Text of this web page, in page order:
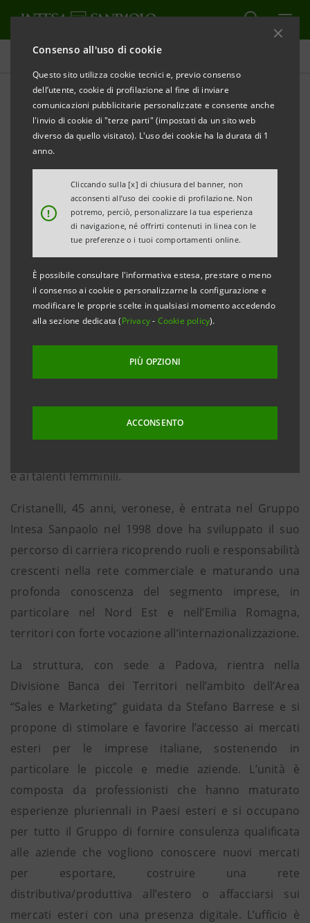
Consenso all'uso di cookie
Questo sito utilizza cookie tecnici e, previo consenso
dell’utente, cookie di profilazione al fine di inviare
comunicazioni pubblicitarie personalizzate e consente anche
l'invio di cookie di "terze parti" (impostati da un sito web
diverso da quello visitato). L'uso dei cookie ha la durata di 1
anno.
!
Cliccando sulla [x] di chiusura del banner, non
acconsenti all’uso dei cookie di profilazione. Non
potremo, perciò, personalizzare la tua esperienza
di navigazione, né offrirti contenuti in linea con le
tue preferenze o i tuoi comportamenti online.
È possibile consultare l'informativa estesa, prestare o meno
il consenso ai cookie o personalizzarne la configurazione e
modificare le proprie scelte in qualsiasi momento accedendo
alla sezione dedicata (Privacy- Cookie policy).
PIÙ OPZIONI
ACCONSENTO
Comunicati stampa
STAMPA AGGIORNA
COMUNICATO STAMPA
INTESA SANPAOLO RAFFORZA IL TERRITORIO
MONICA CRISTANELLI ALLA GUIDA DELLA
STRUTTURA INTERNAZIONALIZZAZIONE IMPRESE
• L’ufficio ha sede a Padova e serve tutto il
territorio nazionale attraverso 2350 gestori
imprese e 600 specialisti;
• 5 desk geografici per promuovere la crescita delle
imprese italiane al di fuori dei confini nazionali.
e ai talenti femminili.
Cristanelli, 45 anni, veronese, è entrata nel Gruppo
Intesa Sanpaolo nel 1998 dove ha sviluppato il suo
percorso di carriera ricoprendo ruoli e responsabilità
crescenti nella rete commerciale e maturando una
profonda conoscenza del segmento imprese, in
particolare nel Nord Est e nell’Emilia Romagna,
territori con forte vocazione all’internazionalizzazione.
La struttura, con sede a Padova, rientra nella
Divisione Banca dei Territori nell’ambito dell’Area
“Sales e Marketing” guidata da Stefano Barrese e si
propone di stimolare e favorire l’accesso ai mercati
esteri per le imprese italiane, sostenendo in
particolare le piccole e medie aziende. L’unità è
composta da professionisti che hanno maturato
esperienze pluriennali in Paesi esteri e si occupano
per tutto il Gruppo di fornire consulenza qualificata
alle aziende che vogliono conoscere nuovi mercati
per esportare, costruire una rete
distributiva/produttiva all’estero o affacciarsi sui
mercati esteri con una presenza digitale. L’ufficio è